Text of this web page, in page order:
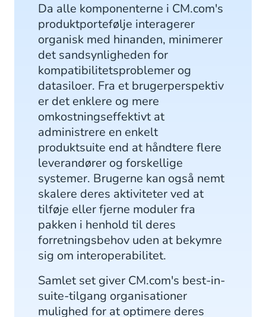
Da alle komponenterne i CM.com's
produktportefølje interagerer
organisk med hinanden, minimerer
det sandsynligheden for
kompatibilitetsproblemer og
datasiloer. Fra et brugerperspektiv
er det enklere og mere
omkostningseffektivt at
administrere en enkelt
produktsuite end at håndtere flere
leverandører og forskellige
systemer. Brugerne kan også nemt
skalere deres aktiviteter ved at
tilføje eller fjerne moduler fra
pakken i henhold til deres
forretningsbehov uden at bekymre
sig om interoperabilitet.
Samlet set giver CM.com's best-in-
suite-tilgang organisationer
mulighed for at optimere deres